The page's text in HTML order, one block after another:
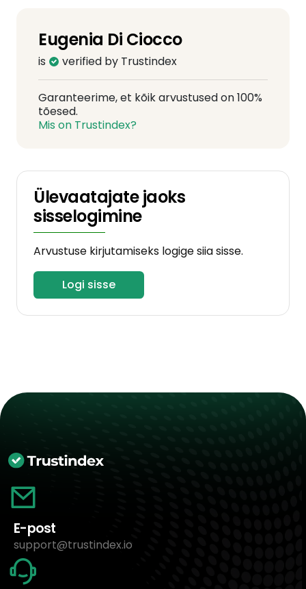
Eugenia Di Ciocco
is verified by Trustindex
Garanteerime, et kõik arvustused on 100%
tõesed.
Mis on Trustindex?
Ülevaatajate jaoks
sisselogimine
Arvustuse kirjutamiseks logige siia sisse.
Logi sisse
E-post
support@trustindex.io